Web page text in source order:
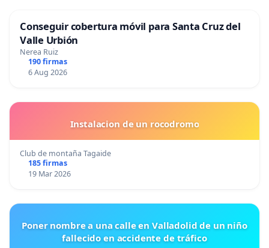
Conseguir cobertura móvil para Santa Cruz del
Valle Urbión
Nerea Ruiz
190 firmas
6 Aug 2026
Instalacion de un rocodromo
Club de montaña Tagaide
185 firmas
19 Mar 2026
Poner nombre a una calle en Valladolid de un niño
fallecido en accidente de tráfico